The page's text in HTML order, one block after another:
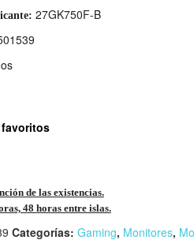
27GK750F-B
de las existencias.
48 horas entre islas.
Categorías: Gaming, Monitores,